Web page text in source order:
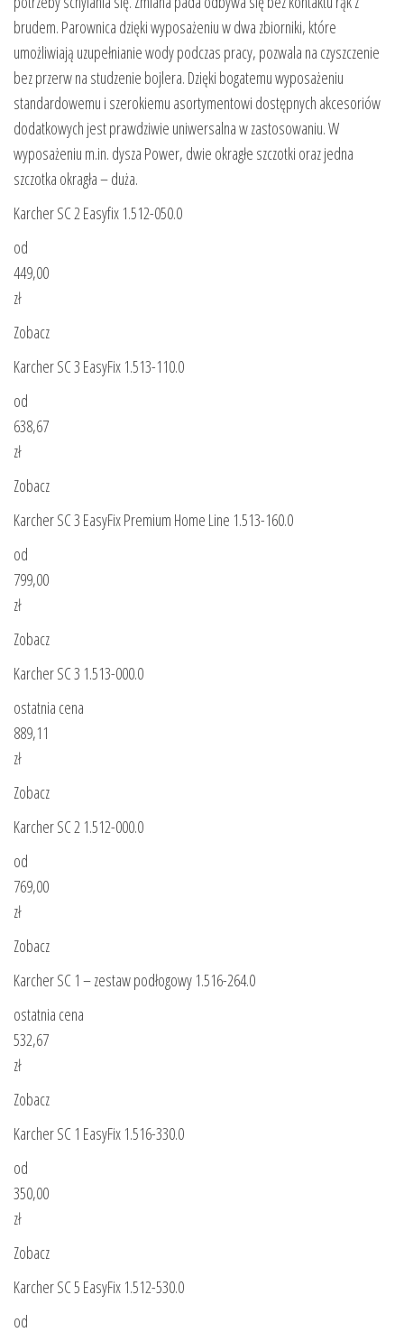
brudem. Parownica dzięki wyposażeniu w dwa zbiorniki, które
umożliwiają uzupełnianie wody podczas pracy, pozwala na czyszczenie
bez przerw na studzenie bojlera. Dzięki bogatemu wyposażeniu
standardowemu i szerokiemu asortymentowi dostępnych akcesoriów
dodatkowych jest prawdziwie uniwersalna w zastosowaniu. W
wyposażeniu m.in. dysza Power, dwie okragłe szczotki oraz jedna
szczotka okragła – duża.
Karcher SC 2 Easyfix 1.512-050.0
od
449,00
zł
Zobacz
Karcher SC 3 EasyFix 1.513-110.0
od
638,67
zł
Zobacz
Karcher SC 3 EasyFix Premium Home Line 1.513-160.0
od
799,00
zł
Zobacz
Karcher SC 3 1.513-000.0
ostatnia cena
889,11
zł
Zobacz
Karcher SC 2 1.512-000.0
od
769,00
zł
Zobacz
Karcher SC 1 – zestaw podłogowy 1.516-264.0
ostatnia cena
532,67
zł
Zobacz
Karcher SC 1 EasyFix 1.516-330.0
od
350,00
zł
Zobacz
Karcher SC 5 EasyFix 1.512-530.0
od